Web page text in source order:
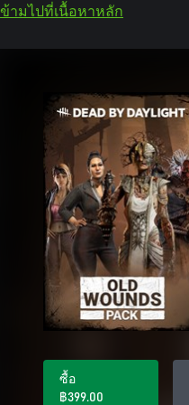
ข้ามไปที่เนื้อหาหลัก
ซื้อ
฿399.00